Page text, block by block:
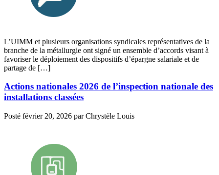
L’UIMM et plusieurs organisations syndicales représentatives de la
branche de la métallurgie ont signé un ensemble d’accords visant à
favoriser le déploiement des dispositifs d’épargne salariale et de
partage de […]
Actions nationales 2026 de l’inspection nationale des
installations classées
Posté février 20, 2026 par Chrystèle Louis